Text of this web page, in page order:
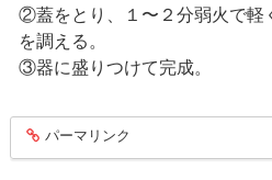
②蓋をとり、１〜２分弱火で軽
を調える。
③器に盛りつけて完成。
entry145
パーマリンク